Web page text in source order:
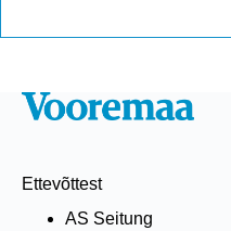
Ettevõttest
AS Seitung